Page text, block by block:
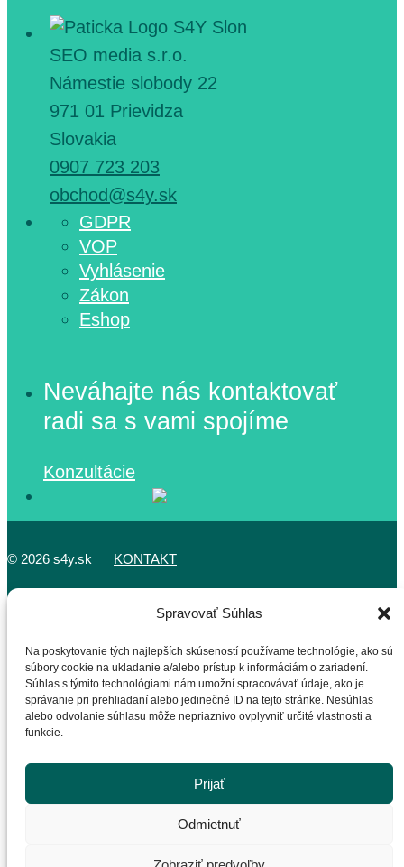
Spravovať Súhlas
Na poskytovanie tých najlepších skúseností používame technológie, ako sú
súbory cookie na ukladanie a/alebo prístup k informáciám o zariadení.
Súhlas s týmito technológiami nám umožní spracovávať údaje, ako je
správanie pri prehliadaní alebo jedinečné ID na tejto stránke. Nesúhlas
alebo odvolanie súhlasu môže nepriaznivo ovplyvniť určité vlastnosti a
funkcie.
Prijať
Odmietnuť
SEO media s.r.o.
Námestie slobody 22
971 01 Prievidza
Slovakia
0907 723 203
obchod@s4y.sk
GDPR
VOP
Vyhlásenie
Zákon
Eshop
Neváhajte nás kontaktovať
radi sa s vami spojíme
Konzultácie
© 2026 s4y.sk KONTAKT
Som Váš AI Asistent
Close
čokoľvek, som tu pre Vás.